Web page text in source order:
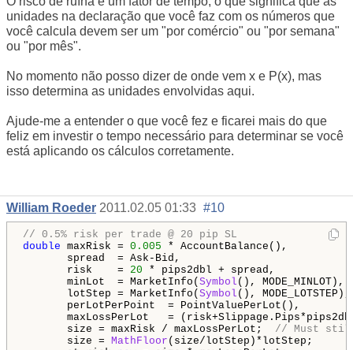
unidades na declaração que você faz com os números que
você calcula devem ser um "por comércio" ou "por semana"
ou "por mês".
No momento não posso dizer de onde vem x e P(x), mas
isso determina as unidades envolvidas aqui.
Ajude-me a entender o que você fez e ficarei mais do que
feliz em investir o tempo necessário para determinar se você
está aplicando os cálculos corretamente.
William Roeder 2011.02.05 01:33 #10
// 0.5% risk per trade @ 20 pip SL
double maxRisk = 0.005 * AccountBalance(),
spread  = Ask-Bid,
risk    = 20 * pips2dbl + spread,
minLot  = MarketInfo( Symbol (), MODE_MINLOT),
lotStep = MarketInfo( Symbol (), MODE_LOTSTEP),
perLotPerPoint  = PointValuePerLot(),
maxLossPerLot   =
size = maxRisk / maxLossPerLot; // Must
size = MathFloor (size/lotStep)*lotStep;